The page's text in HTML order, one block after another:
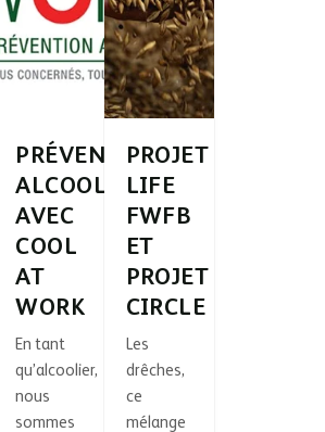
PRÉVENTION
ALCOOL
AVEC
COOL
AT
WORK
En tant
qu’alcoolier,
nous
sommes
PROJET
LIFE
FWFB
ET
PROJET
CIRCLE
Les
drêches,
ce
mélange